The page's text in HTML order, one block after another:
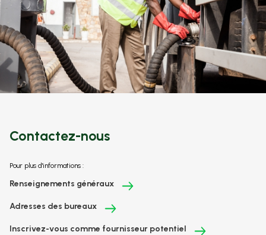
Contactez-nous
Pour plus d'informations :
Renseignements généraux
Adresses des bureaux
Inscrivez-vous comme fournisseur potentiel